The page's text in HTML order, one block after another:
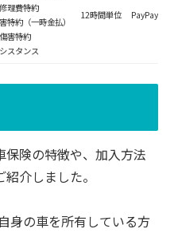
理費特約
特約（一時金払）
害特約
スタンス
12時間単位 PayPayア
保険の特徴や、加入方法
介しました。
身の車を所有している方